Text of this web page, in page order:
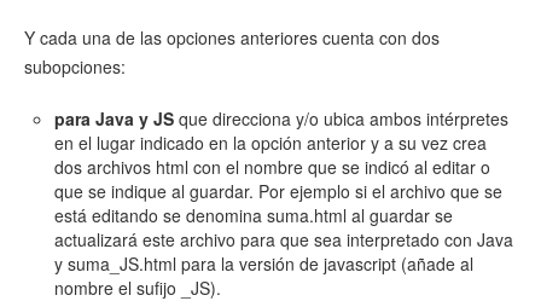
Y cada una de las opciones anteriores cuenta con dos
subopciones:
para Java y JS que direcciona y/o ubica ambos intérpretes
en el lugar indicado en la opción anterior y a su vez crea
dos archivos html con el nombre que se indicó al editar o
que se indique al guardar. Por ejemplo si el archivo que se
está editando se denomina suma.html al guardar se
actualizará este archivo para que sea interpretado con Java
y suma_JS.html para la versión de javascript (añade al
nombre el sufijo _JS).